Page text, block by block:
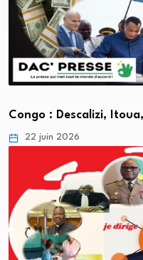
Congo : Descalizi,
22 juin 2026